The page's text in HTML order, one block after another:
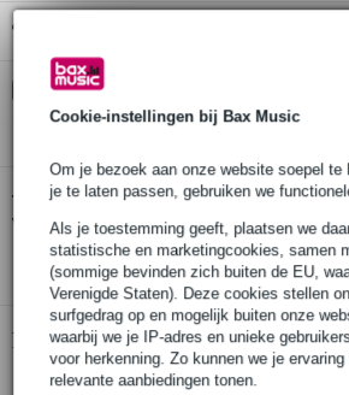
Cookie-instellingen bij Bax Music
Om je bezoek aan onze website soepel te
je te laten passen, gebruiken we
Als je toestemming geeft, plaatsen we
statistische en marketingcookies, samen
(sommige bevinden zich buiten de EU,
Verenigde Staten). Deze cookies stellen
surfgedrag op en mogelijk buiten onze
waarbij we je IP-adres en unieke
voor herkenning. Zo kunnen we je ervaring
relevante aanbiedingen tonen.
Kies nu voor 2 jaar extra Bax
voordelen
Twijfel je of deKonig & Meyer 26795
verstelbaarbij je past? Doe de check.
Start de check
Productinformatie
in hoogte verstelbaar monitorstandaard